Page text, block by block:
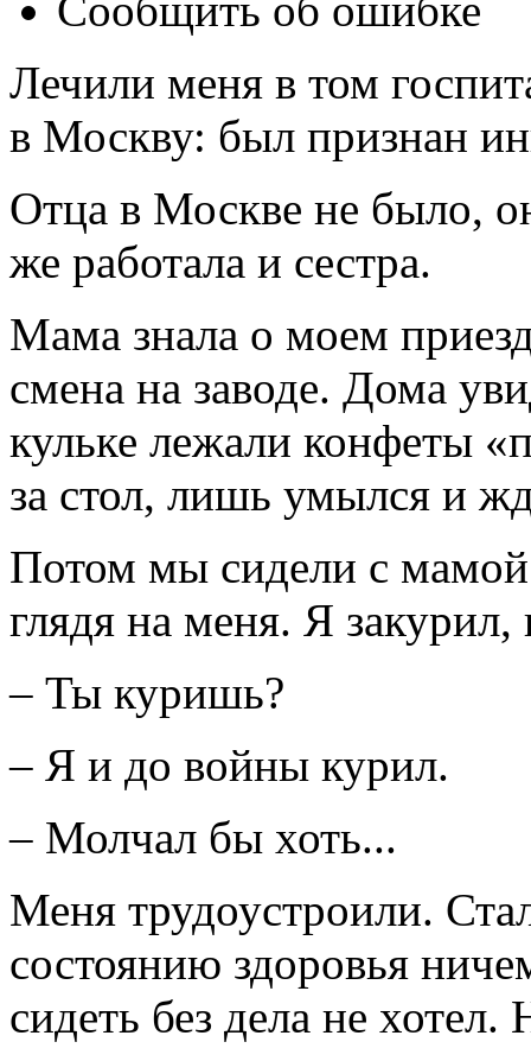
Лечили меня в том
в Москву: был признан
Отца в Москве не было,
же работала и сестра.
Мама знала о моем
смена на заводе. Дома
кульке лежали конфеты
за стол, лишь умылся и
Потом мы сидели с мамой
глядя на меня. Я
– Ты куришь?
– Я и до войны курил.
– Молчал бы хоть...
Меня трудоустроили.
состоянию здоровья
сидеть без дела не хотел.